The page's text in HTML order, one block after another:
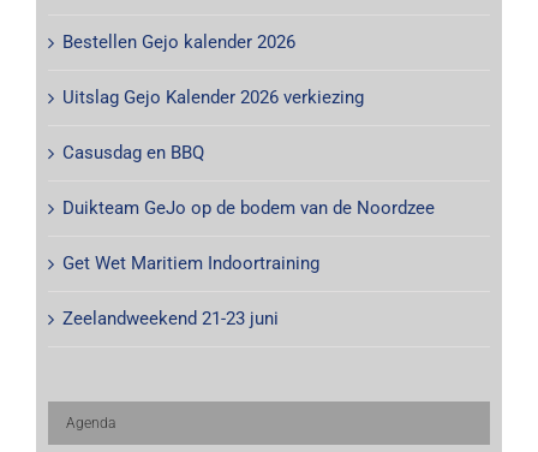
Bestellen Gejo kalender 2026
Uitslag Gejo Kalender 2026 verkiezing
Casusdag en BBQ
Duikteam GeJo op de bodem van de Noordzee
Get Wet Maritiem Indoortraining
Zeelandweekend 21-23 juni
Agenda